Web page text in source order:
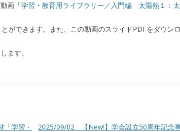
画「学習・教育用ライブラリー／入門編 太陽熱１：
ができます。また、この動画のスライドPDFをダウン
ます。
学習・
2025/09/02 【New!】学会設立50周年記念